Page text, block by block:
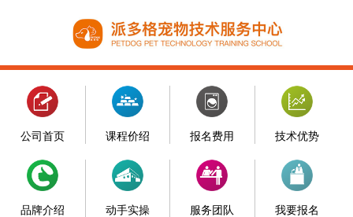
公司首页 课程价绍 报名费用 技术优势
品牌介绍 动手实操 服务团队 我要报名